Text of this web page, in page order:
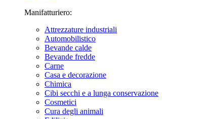
Manifatturiero:
Attrezzature industriali
Automobilistico
Bevande calde
Bevande fredde
Carne
Casa e decorazione
Chimica
Cibi secchi e a lunga conservazione
Cosmetici
Cura degli animali